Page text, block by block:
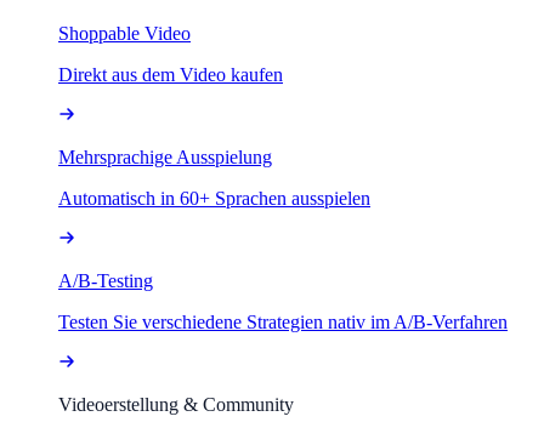
Shoppable Video
Direkt aus dem Video kaufen
Mehrsprachige Ausspielung
Automatisch in 60+ Sprachen ausspielen
A/B-Testing
Testen Sie verschiedene Strategien nativ im A/B-Verfahren
Videoerstellung & Community